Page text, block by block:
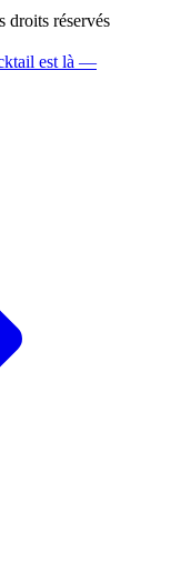
réservés
est là —